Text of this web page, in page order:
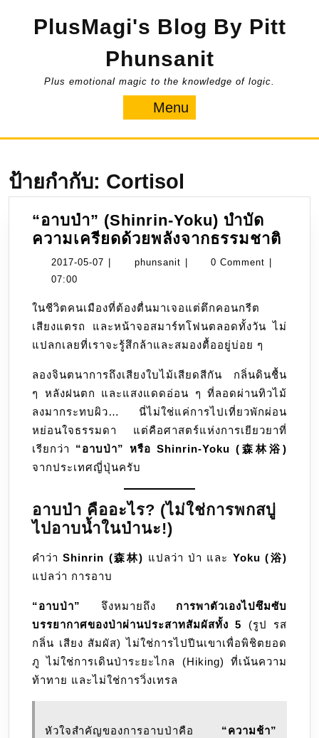
PlusMagi's Blog By Pitt
Phunsanit
Plus emotional magic to the knowledge of logic.
Menu
ป้ายกำกับ: Cortisol
“อาบป่า” (Shinrin-Yoku) บำบัด
ความเครียดด้วยพลังจากธรรมชาติ
ควา
พลัง
จาก
ธรร
2017-05-07 2017- phunsanit phunsanit0 Comment
07:00
ในชีวิตคนเมืองที่ต้องตื่นมาเจอแต่ตึกคอนกรีต
เสียงแตรถ และหน้าจอสมาร์ทโฟนตลอดทั้งวัน ไม่
แปลกเลยที่เราจะรู้สึกล้าและสมองตื้ออยู่บ่อย ๆ
ลองจินตนาการถึงเสียงใบไม้เสียดสีกัน กลิ่นดินชื้น
ๆ หลังฝนตก และแสงแดดอ่อน ๆ ที่ลอดผ่านทิวไม้
ลงมากระทบผิว… นี่ไม่ใช่แค่การไปเที่ยวพักผ่อน
หย่อนใจธรรมดา แต่คือศาสตร์แห่งการเยียวยาที่
เรียกว่า “อาบป่า” หรือ Shinrin-Yoku (森林浴)
จากประเทศญี่ปุ่นครับ
อาบป่า คืออะไร? (ไม่ใช่การพกสบู่
ไปอาบน้ำในป่านะ!)
คำว่าShinrin (森林) แปลว่า ป่า และ Yoku (浴)
แปลว่า การอาบ
“อาบป่า” จึงหมายถึง การพาตัวเองไปซึมซับ
บรรยากาศของป่าผ่านประสาทสัมผัสทั้ง 5 (รูป รส
กลิ่น เสียง สัมผัส) ไม่ใช่การไปปีนเขาเพื่อพิชิตยอด
ภู ไม่ใช่การเดินป่าระยะไกล (Hiking) ที่เน้นความ
ท้าทาย และไม่ใช่การวิ่งเทรล
หัวใจสำคัญของการอาบป่าคือ “ความช้า”